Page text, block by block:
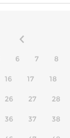
6 7 8
16 17 18
26 27 28
36 37 38